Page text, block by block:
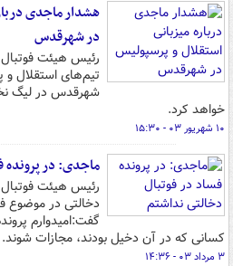
هشدار ماجدی
در شهرقدس
رئیس هیئت
تیم‌های استقلال
شهرقدس در لیگ
خواهد کرد.
۱۰ شهریور ۰۳ - ۱۵:۳۰
ماجدی: در پرونده
رئیس هیئت فوتبال
دخالتی در موضوع
گفت:امیدوارم
کسانی که در آن دخیل بودند، مجازات شوند.
۳ مرداد ۰۳ - ۱۴:۳۶